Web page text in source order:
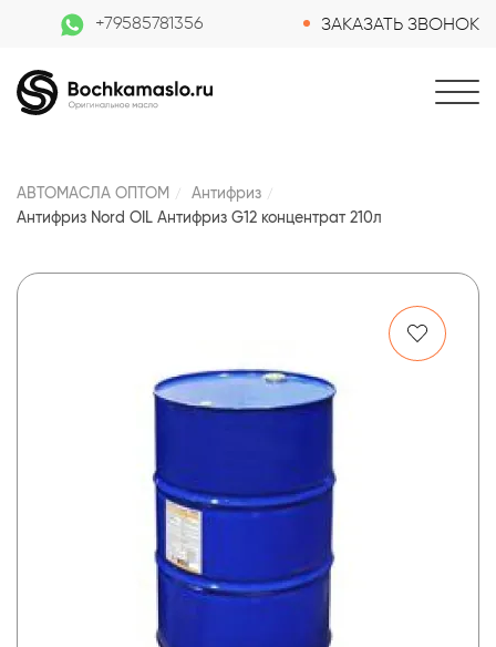
+79585781356 ЗАКАЗАТЬ ЗВОНОК
АВТОМАСЛА ОПТОМ
Антифриз
Антифриз Nord OIL Антифриз G12 концентрат 210л